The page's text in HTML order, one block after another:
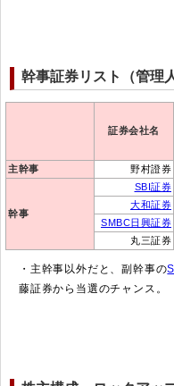
幹事証券リスト（管理
証券会社名
主幹事 野村證券
幹事
SBI証券
大和証券
SMBC日興証券
丸三証券
・主幹事以外だと、副幹事の
藤証券から当選のチャンス。